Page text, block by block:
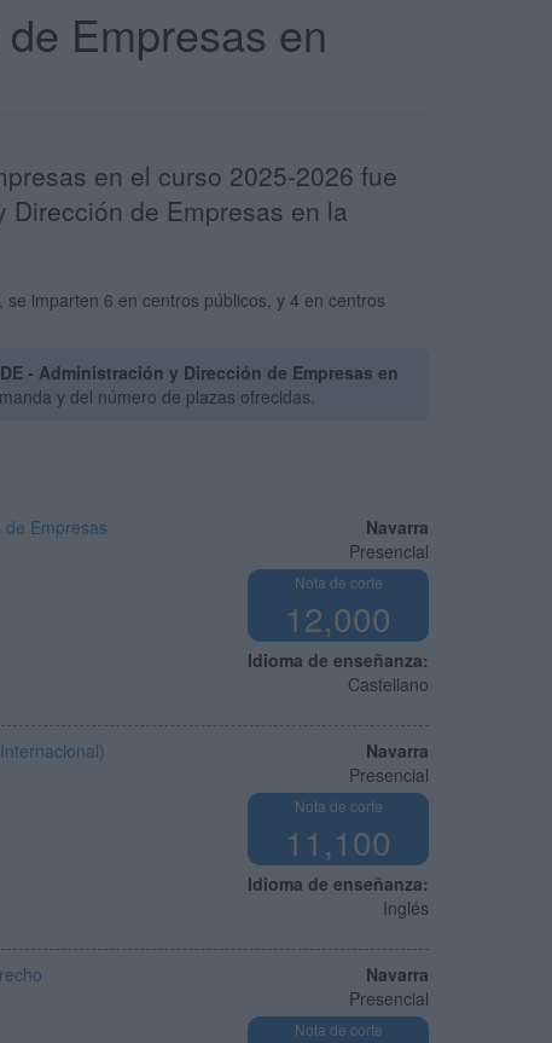
Empresas en
en el curso 2025-2026 fue
Dirección de Empresas en la
imparten 6 en centros públicos, y 4 en centros
- Administración y Dirección de Empresas en
y del número de plazas ofrecidas.
Navarra
Presencial
Nota de corte
12,000
Idioma de enseñanza:
Castellano
Empresas
Navarra
Presencial
Nota de corte
11,100
Idioma de enseñanza:
Inglés
Navarra
Presencial
Nota de corte